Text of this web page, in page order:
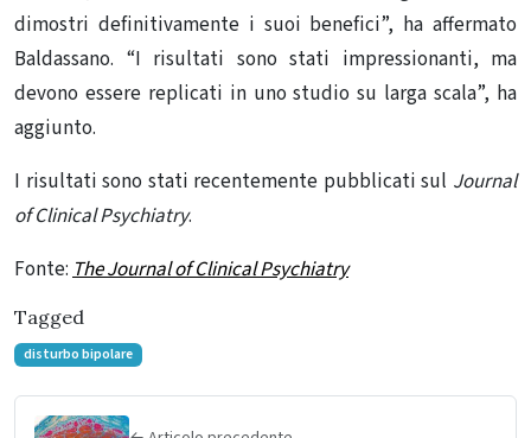
dimostri definitivamente i suoi benefici”, ha affermato
Baldassano. “I risultati sono stati impressionanti, ma
devono essere replicati in uno studio su larga scala”, ha
aggiunto.
I risultati sono stati recentemente pubblicati sul Journal
of Clinical Psychiatry.
Fonte: The Journal of Clinical Psychiatry
Tagged
disturbo bipolare